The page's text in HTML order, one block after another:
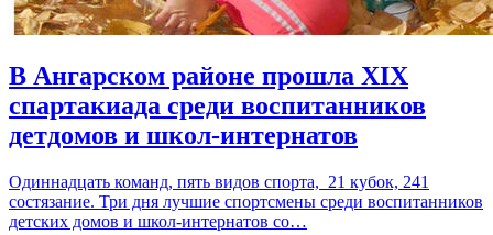
В Ангарском районе прошла XIX
спартакиада среди воспитанников
детдомов и школ-интернатов
Одиннадцать команд, пять видов спорта, 21 кубок, 241
состязание. Три дня лучшие спортсмены среди воспитанников
детских домов и школ-интернатов со…